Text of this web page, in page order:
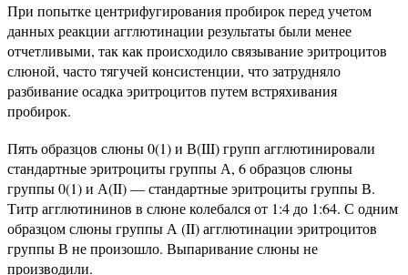
При попытке центрифугирования пробирок перед учетом
данных реакции агглютинации результаты были менее
отчетливыми, так как происходило связывание эритроцитов
слюной, часто тягучей консистенции, что затрудняло
разбивание осадка эритроцитов путем встряхивания
пробирок.
Пять образцов слюны 0(1) и В(III) групп агглютинировали
стандартные эритроциты группы А, 6 образцов слюны
группы 0(1) и А(II) — стандартные эритроциты группы В.
Титр агглютининов в слюне колебался от 1:4 до 1:64. С одним
образцом слюны группы А (II) агглютинации эритроцитов
группы В не произошло. Выпаривание слюны не
производили.